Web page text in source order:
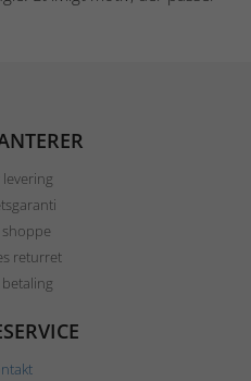
levering
shoppe
returret
betaling